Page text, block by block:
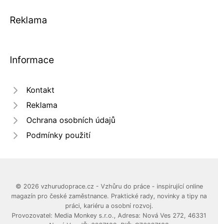
Reklama
Informace
Kontakt
Reklama
Ochrana osobních údajů
Podmínky použití
© 2026 vzhurudoprace.cz - Vzhůru do práce - inspirující online
magazín pro české zaměstnance. Praktické rady, novinky a tipy na
práci, kariéru a osobní rozvoj.
Provozovatel: Media Monkey s.r.o., Adresa: Nová Ves 272, 46331